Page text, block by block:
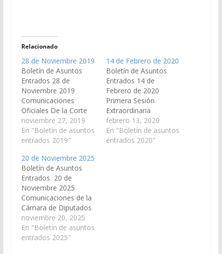
Relacionado
28 de Noviembre 2019
Boletín de Asuntos
Entrados 28 de
Noviembre 2019
Comunicaciones
Oficiales De la Corte
de Justicia de Salta,
remiten Acordada de
Presupuesto Ejercicio
Economía, Finanzas
Publicas, Hacienda y
Presupuesto. Del
Tribunal Electoral,
remiten Acta Nº 7934
de fecha 20 de
noviembre -
Presupuesto de
Erogaciones del
noviembre 27, 2019
En "Boletín de asuntos
entrados 2019"
14 de Febrero de 2020
Boletín de Asuntos
Entrados 14 de
Febrero de 2020
Primera Sesión
Extraordinaria
Comunicaciones de la
Cámara de Diputados
1.- Proyecto de Ley en
febrero 13, 2020
En "Boletín de asuntos
entrados 2020"
20 de Noviembre 2025
Boletín de Asuntos
Entrados 20 de
Noviembre 2025
Comunicaciones de la
Cámara de Diputados
1.- Proyecto de Ley en
Revisión, por el cual se
prorroga, desde su
noviembre 20, 2025
En "Boletín de asuntos
entrados 2025"